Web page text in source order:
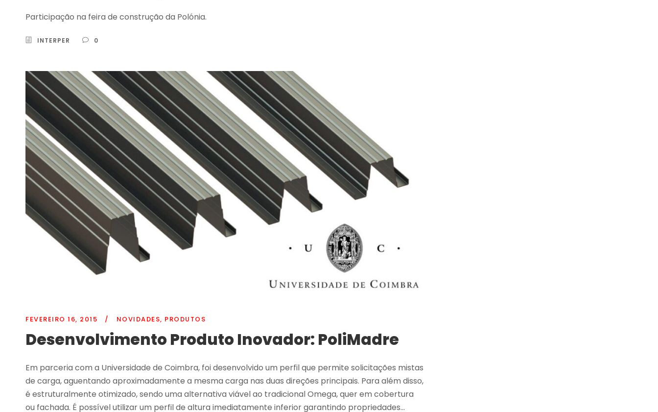
Participação na feira de construção da Polónia.
INTERPER 0
FEVEREIRO 16, 2015 / NOVIDADES, PRODUTOS
Desenvolvimento Produto Inovador: PoliMadre
Em parceria com a Universidade de Coimbra, foi desenvolvido um perfil que permite solicitações mistas
de carga, aguentando aproximadamente a mesma carga nas duas direções principais. Para além disso,
é estruturalmente otimizado, sendo uma alternativa viável ao tradicional Omega, quer em cobertura
ou fachada. É possível utilizar um perfil de altura imediatamente inferior garantindo propriedades...